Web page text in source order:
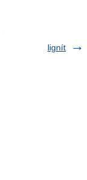
lignít